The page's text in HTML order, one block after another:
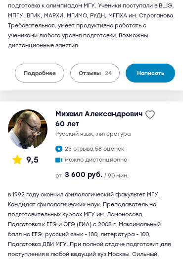
подготовка к олимпиадам МГУ. Ученики поступали в ВШЭ,
МПГУ, ВГИК, МАРХИ, МГИМО, РУДН, МГПХА им. Строганова.
Требовательная, умеет продуктивно работать с
учениками любого уровня подготовки. Возможны
дистанционные занятия
Подробнее Отзывы 24 Написать
9,5
Михаил Александрович
60 лет
русский язык, литература
23 отзыва,58 оценок
можно дистанционно
от 3 600 руб. / 90 мин.
в 1992 году окончил филологический факультет МГУ.
Кандидат филологических наук. Преподаватель на
подготовительных курсах МГУ им. Ломоносова.
Подготовка к ЕГЭ и ОГЭ (ГИА) с 2008 г. Максимальный
балл на ЕГЭ: русский язык - 100, литература - 100.
Подготовка ДВИ МГУ. При полной отдаче подготовит для
поступления в любой ведущий вуз Москвы. Сильный,